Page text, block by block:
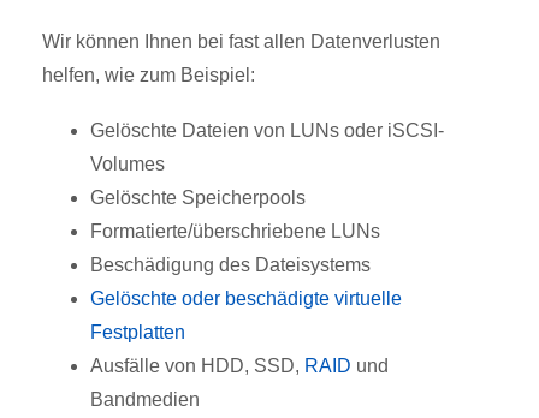
Wir können Ihnen bei fast allen Datenverlusten
helfen, wie zum Beispiel:
Gelöschte Dateien von LUNs oder iSCSI-
Volumes
Gelöschte Speicherpools
Formatierte/überschriebene LUNs
Beschädigung des Dateisystems
Gelöschte oder beschädigte virtuelle
Festplatten
Ausfälle von HDD, SSD, RAID und
Bandmedien